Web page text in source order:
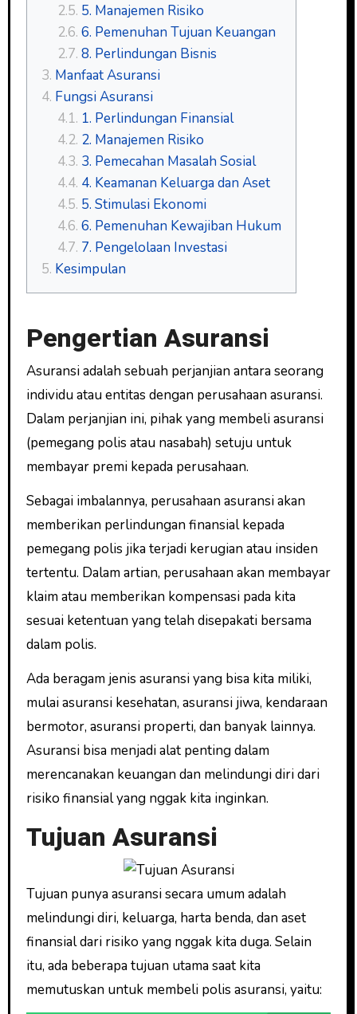
5. Manajemen Risiko
6. Pemenuhan Tujuan Keuangan
8. Perlindungan Bisnis
Manfaat Asuransi
Fungsi Asuransi
1. Perlindungan Finansial
2. Manajemen Risiko
3. Pemecahan Masalah Sosial
4. Keamanan Keluarga dan Aset
5. Stimulasi Ekonomi
6. Pemenuhan Kewajiban Hukum
7. Pengelolaan Investasi
Kesimpulan
Pengertian Asuransi
Asuransi adalah sebuah perjanjian antara seorang
individu atau entitas dengan perusahaan asuransi.
Dalam perjanjian ini, pihak yang membeli asuransi
(pemegang polis atau nasabah) setuju untuk
membayar premi kepada perusahaan.
Sebagai imbalannya, perusahaan asuransi akan
memberikan perlindungan finansial kepada
pemegang polis jika terjadi kerugian atau insiden
tertentu. Dalam artian, perusahaan akan membayar
klaim atau memberikan kompensasi pada kita
sesuai ketentuan yang telah disepakati bersama
dalam polis.
Ada beragam jenis asuransi yang bisa kita miliki,
mulai asuransi kesehatan, asuransi jiwa, kendaraan
bermotor, asuransi properti, dan banyak lainnya.
Asuransi bisa menjadi alat penting dalam
merencanakan keuangan dan melindungi diri dari
risiko finansial yang nggak kita inginkan.
Tujuan Asuransi
Tujuan punya asuransi secara umum adalah
melindungi diri, keluarga, harta benda, dan aset
finansial dari risiko yang nggak kita duga. Selain
itu, ada beberapa tujuan utama saat kita
memutuskan untuk membeli polis asuransi, yaitu: